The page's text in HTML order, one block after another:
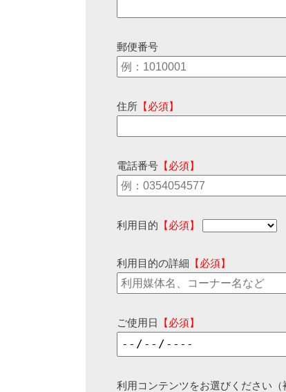
郵便番号
住所 【必須】
電話番号 【必須】
利用目的 【必須】
利用目的の詳細 【必須】
ご使用日 【必須】
利用コンテンツをお選びください（